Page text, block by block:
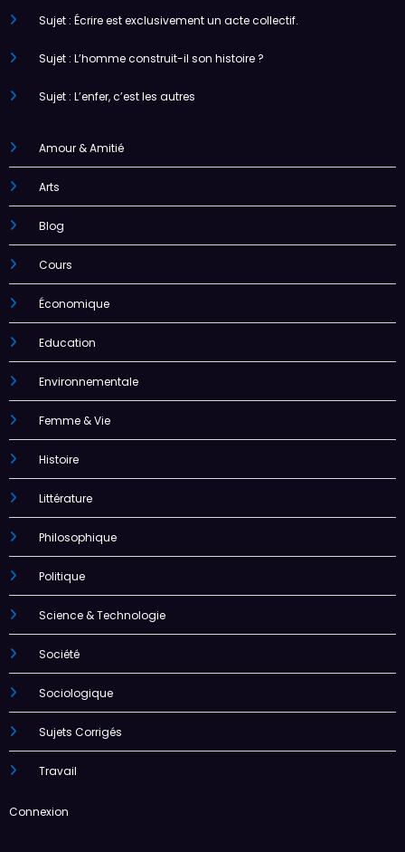
Sujet : Écrire est exclusivement un acte collectif.
Sujet : L’homme construit-il son histoire ?
Sujet : L’enfer, c’est les autres
Amour & Amitié
Arts
Blog
Cours
Économique
Education
Environnementale
Femme & Vie
Histoire
Littérature
Philosophique
Politique
Science & Technologie
Société
Sociologique
Sujets Corrigés
Travail
Connexion